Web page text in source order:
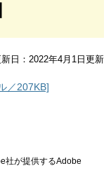
日：2022年4月1日更新
／207KB]
社が提供するAdobe